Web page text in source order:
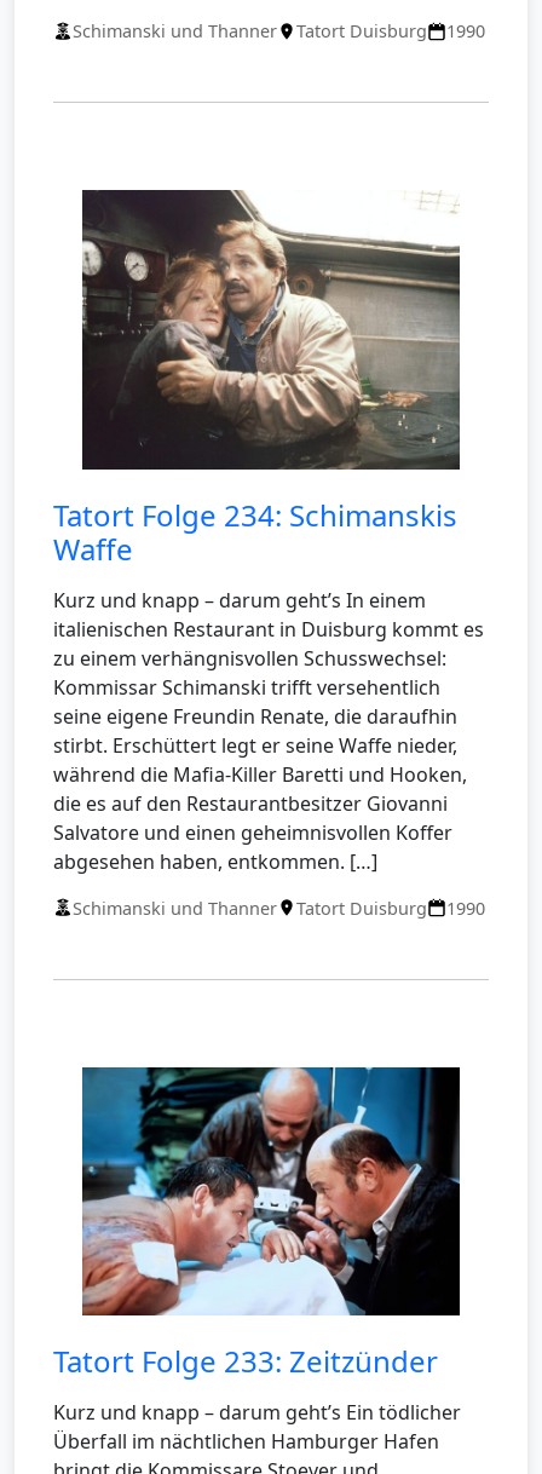
Schimanski und Thanner Tatort Duisburg 1990
Tatort Folge 234: Schimanskis
Waffe
Kurz und knapp – darum geht’s In einem
italienischen Restaurant in Duisburg kommt es
zu einem verhängnisvollen Schusswechsel:
Kommissar Schimanski trifft versehentlich
seine eigene Freundin Renate, die daraufhin
stirbt. Erschüttert legt er seine Waffe nieder,
während die Mafia-Killer Baretti und Hooken,
die es auf den Restaurantbesitzer Giovanni
Salvatore und einen geheimnisvollen Koffer
abgesehen haben, entkommen. […]
Schimanski und Thanner Tatort Duisburg 1990
Tatort Folge 233: Zeitzünder
Kurz und knapp – darum geht’s Ein tödlicher
Überfall im nächtlichen Hamburger Hafen